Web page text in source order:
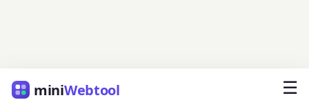
miniWebtool ☰